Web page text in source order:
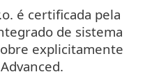
é certificada pela
de sistema
explicitamente